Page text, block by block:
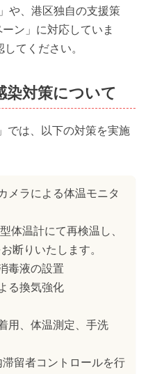
や、港区独自の支援策
ン」に対応していま
てください。
染対策について
では、以下の対策を実施
メラによる体温モニタ
体温計にて再検温し、
断りいたします。
毒液の設置
る換気強化
用、体温測定、手洗
滞留者コントロールを行